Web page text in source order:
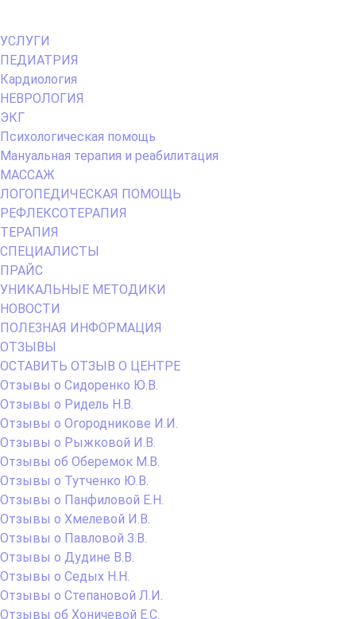
Primary
Menu
УСЛУГИ
ПЕДИАТРИЯ
Кардиология
НЕВРОЛОГИЯ
ЭКГ
Психологическая помощь
Мануальная терапия и реабилитация
МАССАЖ
ЛОГОПЕДИЧЕСКАЯ ПОМОЩЬ
РЕФЛЕКСОТЕРАПИЯ
ТЕРАПИЯ
СПЕЦИАЛИСТЫ
ПРАЙС
УНИКАЛЬНЫЕ МЕТОДИКИ
НОВОСТИ
ПОЛЕЗНАЯ ИНФОРМАЦИЯ
ОТЗЫВЫ
ОСТАВИТЬ ОТЗЫВ О ЦЕНТРЕ
Отзывы о Сидоренко Ю.В.
Отзывы о Ридель Н.В.
Отзывы о Огородникове И.И.
Отзывы о Рыжковой И.В.
Отзывы об Оберемок М.В.
Отзывы о Тутченко Ю.В.
Отзывы о Панфиловой Е.Н.
Отзывы о Хмелевой И.В.
Отзывы о Павловой З.В.
Отзывы о Дудине В.В.
Отзывы о Седых Н.Н.
Отзывы о Степановой Л.И.
Отзывы об Хоничевой Е.С.